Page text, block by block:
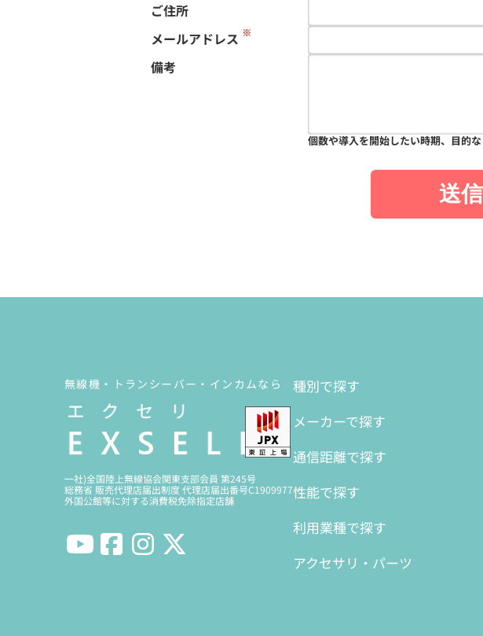
ご住所
メールアドレス ※
備考
個数や導入を開始したい時期、目的
送
無線機・トランシーバー・インカムなら
一社)全国陸上無線協会関東支部会員 第245号
総務省 販売代理店届出制度 代理店届出番号C1909977
外国公館等に対する消費税免除指定店舗
種別で探す
メーカーで探す
通信距離で探す
性能で探す
利用業種で探す
アクセサリ・パーツ